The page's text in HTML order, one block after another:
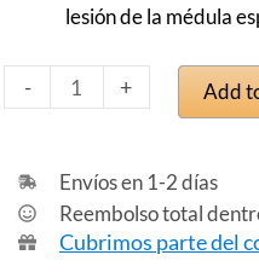
lesión de la médula
-
Flex
+ Add
Envíos en 1-2 días
Reembolso total
Cubrimos parte del